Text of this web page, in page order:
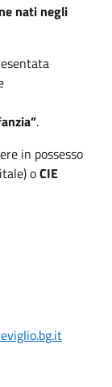
nati negli
.
in possesso
oCIE